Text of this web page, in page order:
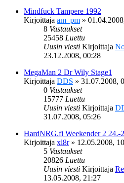
Mindfuck Tampere 1992
Kirjoittaja am_pm »
8 Vastaukset
25458 Luettu
Uusin viesti Kirjoittaja
23.12.2008, 00:28
MegaMan 2 Dr Wily Stage1
Kirjoittaja DDS » 31.07.2008,
0 Vastaukset
15777 Luettu
Uusin viesti Kirjoittaja
31.07.2008, 05:26
HardNRG.fi Weekender 2 24.-
Kirjoittaja xl8r» 12.05.2008,
5 Vastaukset
20826 Luettu
Uusin viesti Kirjoittaja
13.05.2008, 21:27